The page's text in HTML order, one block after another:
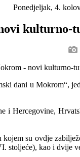
Ponedjeljak, 4.
kulturno-
dani u Mokrom“,
Hercegovine,
su ovdje
kao i dvije